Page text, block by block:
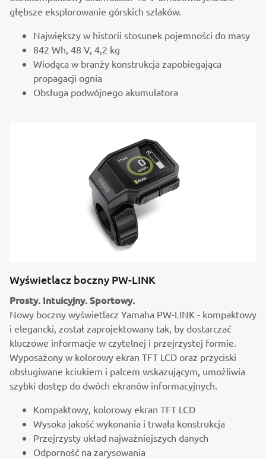
głębsze eksplorowanie górskich szlaków.
Największy w historii stosunek pojemności do masy
842 Wh, 48 V, 4,2 kg
Wiodąca w branży konstrukcja zapobiegająca
propagacji ognia
Obsługa podwójnego akumulatora
Wyświetlacz boczny PW-LINK
Prosty. Intuicyjny. Sportowy.
Nowy boczny wyświetlacz Yamaha PW-LINK - kompaktowy
i elegancki, został zaprojektowany tak, by dostarczać
kluczowe informacje w czytelnej i przejrzystej formie.
Wyposażony w kolorowy ekran TFT LCD oraz przyciski
obsługiwane kciukiem i palcem wskazującym, umożliwia
szybki dostęp do dwóch ekranów informacyjnych.
Kompaktowy, kolorowy ekran TFT LCD
Wysoka jakość wykonania i trwała konstrukcja
Przejrzysty układ najważniejszych danych
Odporność na zarysowania